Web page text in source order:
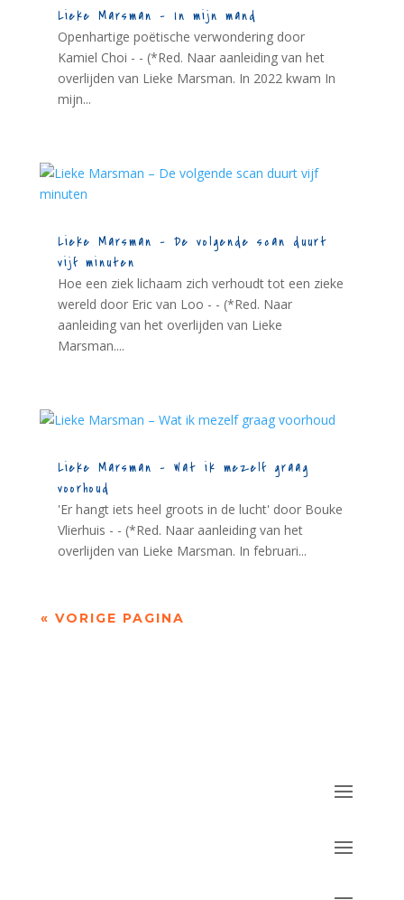
Lieke Marsman – In mijn mand
Openhartige poëtische verwondering door
Kamiel Choi - - (*Red. Naar aanleiding van het
overlijden van Lieke Marsman. In 2022 kwam In
mijn...
Lieke Marsman – De volgende scan duurt
vijf minuten
Hoe een ziek lichaam zich verhoudt tot een zieke
wereld door Eric van Loo - - (*Red. Naar
aanleiding van het overlijden van Lieke
Marsman....
Lieke Marsman – Wat ik mezelf graag
voorhoud
'Er hangt iets heel groots in de lucht' door Bouke
Vlierhuis - - (*Red. Naar aanleiding van het
overlijden van Lieke Marsman. In februari...
« VORIGE PAGINA